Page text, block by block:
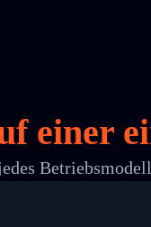
HONG KONG,2017-03-
einer
Betriebsmodell